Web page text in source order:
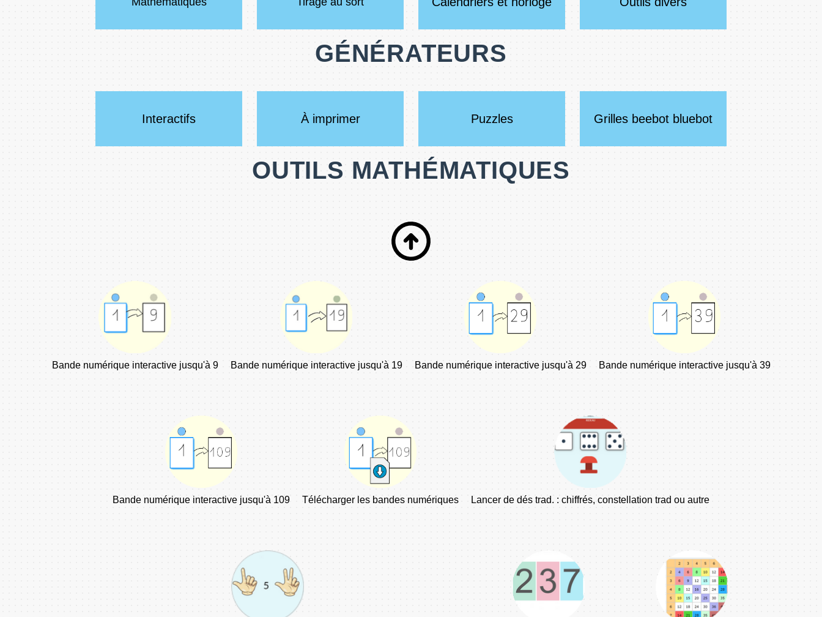
GÉNÉRATEURS
Interactifs À imprimer Puzzles Grilles beebot bluebot
OUTILS MATHÉMATIQUES
Bande numérique interactive jusqu'à 9 Bande numérique interactive jusqu'à 19 Bande numérique interactive jusqu'à 29 Bande numérique interactive jusqu'à 39
Bande numérique interactive jusqu'à 109 Télécharger les bandes numériques Lancer de dés trad. : chiffrés, constellation trad ou autre